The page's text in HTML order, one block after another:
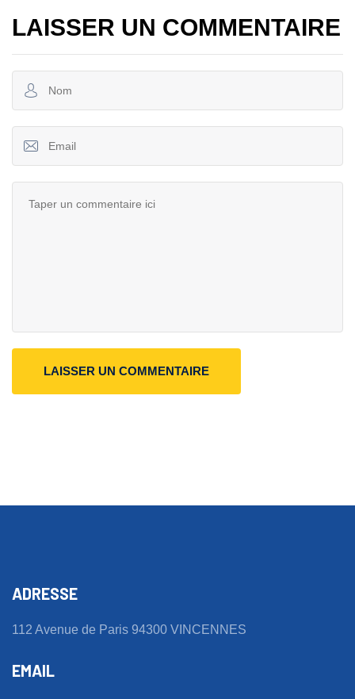
LAISSER UN COMMENTAIRE
LAISSER UN COMMENTAIRE
ADRESSE
112 Avenue de Paris 94300 VINCENNES
EMAIL